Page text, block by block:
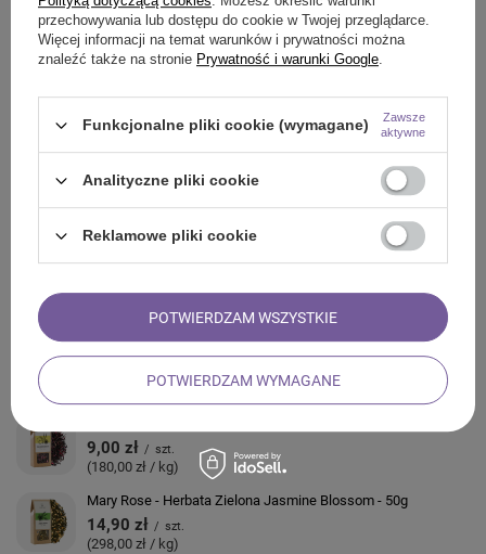
OPINIE
17,99 zł / szt.
(359,80 zł / kg)
Mary Rose – Rumianek 200 g – kwiat rumianku
34,00 zł / szt.
(170,00 zł / kg)
9,00 zł / szt.
(180,00 zł / kg)
Mary Rose - Herbata Zielona Jasmine Blossom - 50g
14,90 zł / szt.
(298,00 zł / kg)
przechowywania lub dostępu do cookie w Twojej przeglądarce.
Więcej informacji na temat warunków i prywatności można
znaleźć także na stronie Prywatność i warunki Google.
Funkcjonalne pliki cookie (wymagane)
Zawsze
aktywne
Analityczne pliki cookie
Reklamowe pliki cookie
POTWIERDZAM WYMAGANE
POTWIERDZAM WSZYSTKIE